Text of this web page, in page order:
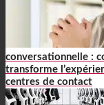
conversationnelle :
transforme
centres de contact